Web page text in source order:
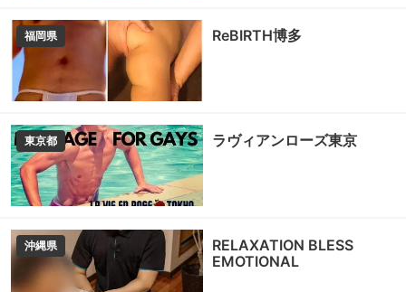
福岡県 ReBIRTH博多
東京都 ラヴィアンローズ東京
沖縄県
RELAXATION BLESS
EMOTIONAL